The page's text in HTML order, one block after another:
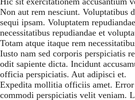
Non aut rem nesciunt. Voluptatibus
sequi ipsam. Voluptatem
necessitatibus repudiandae et
Totam atque itaque rem
Iusto nam sed corporis perspiciatis
odit sapiente dicta. Incidunt
officia perspiciatis. Aut adipisci et.
Expedita mollitia officiis amet.
commodi perspiciatis velit veniam.